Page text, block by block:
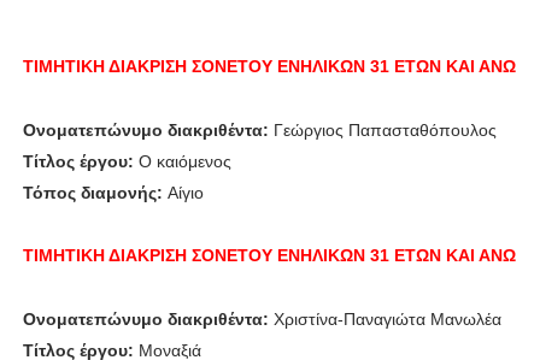
ΤΙΜΗΤΙΚΗ ΔΙΑΚΡΙΣΗΣΟΝΕΤΟΥ ΕΝΗΛΙΚΩΝ 31 ΕΤΩΝ ΚΑΙ ΑΝΩ
Ονοματεπώνυμο διακριθέντα: Γεώργιος Παπασταθόπουλος
Τίτλος έργου: Ο καιόμενος
Τόπος διαμονής: Αίγιο
ΤΙΜΗΤΙΚΗ ΔΙΑΚΡΙΣΗΣΟΝΕΤΟΥ ΕΝΗΛΙΚΩΝ 31 ΕΤΩΝ ΚΑΙ ΑΝΩ
Ονοματεπώνυμο διακριθέντα: Χριστίνα-Παναγιώτα Μανωλέα
Τίτλος έργου: Μοναξιά